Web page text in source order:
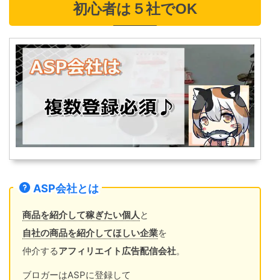
初心者は５社でOK
ASP会社とは
商品を紹介して稼ぎたい個人と
自社の商品を紹介してほしい企業を
仲介するアフィリエイト広告配信会社。
ブロガーはASPに登録して